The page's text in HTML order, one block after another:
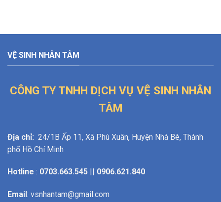
VỆ SINH NHÂN TÂM
CÔNG TY TNHH DỊCH VỤ VỆ SINH NHÂN
TÂM
Địa chỉ: 24/1B Ấp 11, Xã Phú Xuân, Huyện Nhà Bè, Thành
phố Hồ Chí Minh
Hotline : 0703.663.545 0906.621.840
Email : vsnhantam@gmail.com